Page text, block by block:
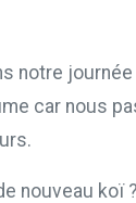
notre
car nous
nouveau koï ?